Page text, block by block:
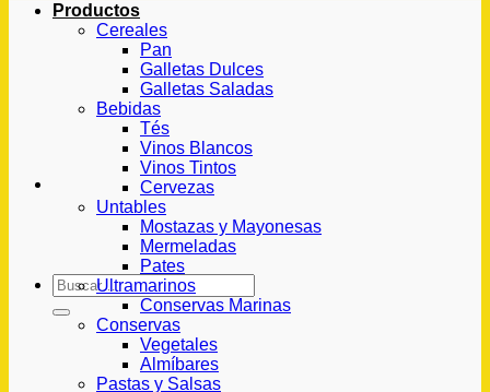
Buscar
por:
Productos
Cereales
Pan
Galletas Dulces
Galletas Saladas
Bebidas
Tés
Vinos Blancos
Vinos Tintos
Cervezas
Untables
Mostazas y Mayonesas
Mermeladas
Pates
Ultramarinos
Conservas Marinas
Conservas
Vegetales
Almíbares
Pastas y Salsas